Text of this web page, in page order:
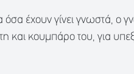
έχουν γίνει γνωστά, ο
και κουμπάρο του, για